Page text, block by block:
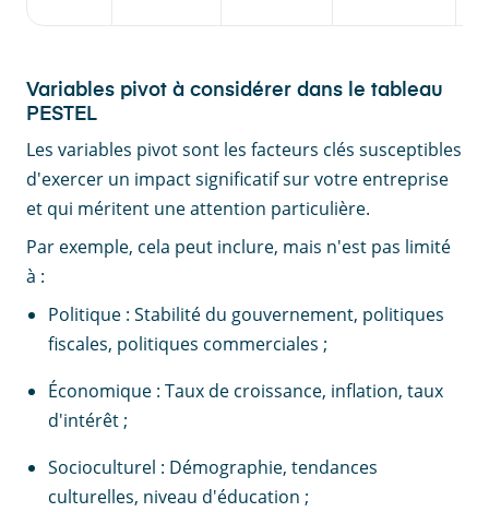
Variables pivot à considérer dans le tableau
PESTEL
Les variables pivot sont les facteurs clés susceptibles
d'exercer un impact significatif sur votre entreprise
et qui méritent une attention particulière.
Par exemple, cela peut inclure, mais n'est pas limité
à :
Politique : Stabilité du gouvernement, politiques
fiscales, politiques commerciales ;
Économique : Taux de croissance, inflation, taux
d'intérêt ;
Socioculturel : Démographie, tendances
culturelles, niveau d'éducation ;